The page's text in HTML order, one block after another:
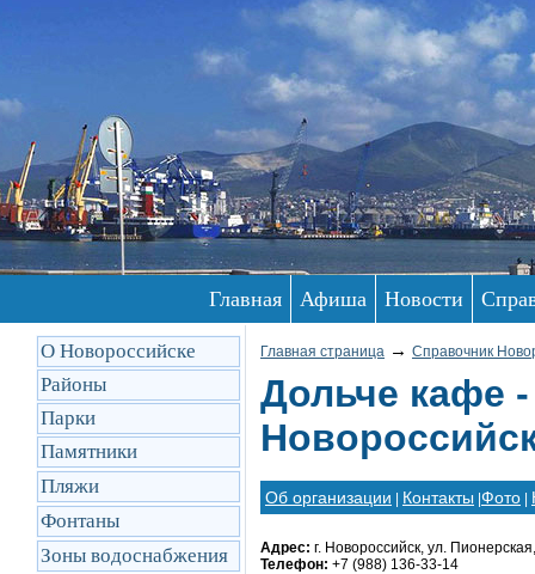
Главная Афиша Новости
О Новороссийске
Районы
Парки
Памятники
Пляжи
Фонтаны
Зоны водоснабжения
Главная страница → Справочник
Дольче кафе
Об организации Контакты Фото
Адрес: г. Новороссийск, ул.
Телефон: +7 (988) 136-33-14